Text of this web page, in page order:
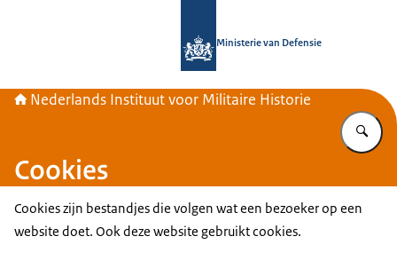
Ministerie van Defensie
Nederlands Instituut voor Militaire Historie
Cookies
Cookieszijn bestandjes die volgen wat een bezoeker op een
website doet. Ook deze website gebruiktcookies.